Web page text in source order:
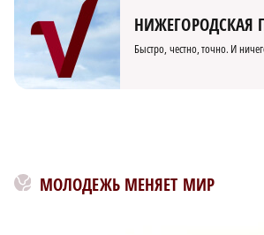
НИЖЕГОРОДСКАЯ
Быстро, честно, точно. И
МОЛОДЕЖЬ МЕНЯЕТ МИР